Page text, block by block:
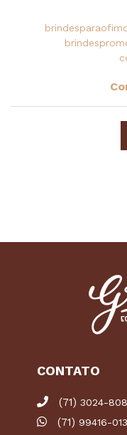
CONTATO
(71) 3024-
(71) 99416-